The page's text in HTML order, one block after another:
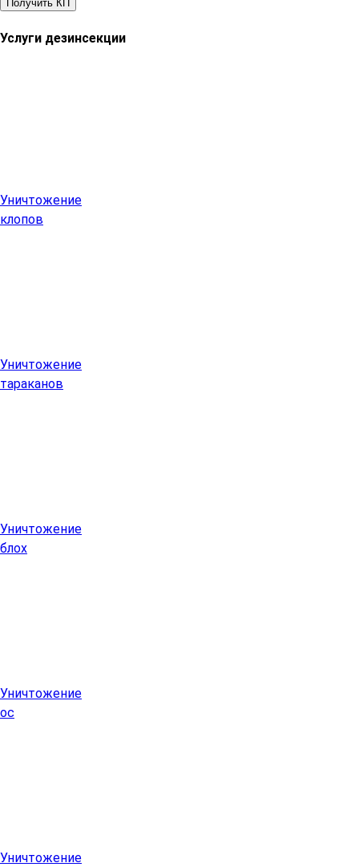
Получить КП
Услуги дезинсекции
Уничтожение
клопов
Уничтожение
тараканов
Уничтожение
блох
Уничтожение
ос
Уничтожение